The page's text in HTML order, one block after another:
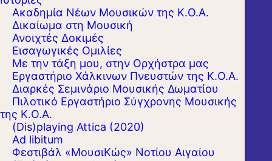
Ακαδημία Νέων Μουσικών της Κ.Ο.Α.
Δικαίωμα στη Μουσική
Ανοιχτές Δοκιμές
Εισαγωγικές Ομιλίες
Με την τάξη μου, στην Ορχήστρα μας
Εργαστήριo Χάλκινων Πνευστών της Κ.Ο.Α.
Διαρκές Σεμινάριο Μουσικής Δωματίου
Πιλοτικό Εργαστήριο Σύγχρονης Μουσικής
της Κ.Ο.Α.
(Dis)playing Attica (2020)
Ad libitum
Φεστιβάλ «ΜουσιΚώς» Νοτίου Αιγαίου
Ο διαπρεπής Σλοβάκος μαέστρος Γιούραϊ
Βαλτσουχά διευθύνει μία σειρά έργων, που
περιστρέφονται γύρω από την έννοια -και
κυρίως την αίσθηση- του χορού. Μία